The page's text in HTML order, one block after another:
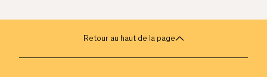
Retour au haut de la page